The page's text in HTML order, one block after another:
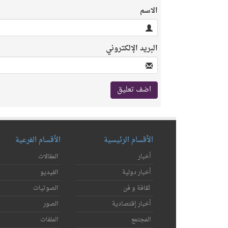
الاسم
البريد الإلكتروني
الأقسام الرئيسية
أخبار
أخبار دولية
ثقافة و فن
أخبار إقتصادية
المجتمع
الأقسام الفرعية
المقالات
الفيديو
الصوتيات
الصور
الملفات